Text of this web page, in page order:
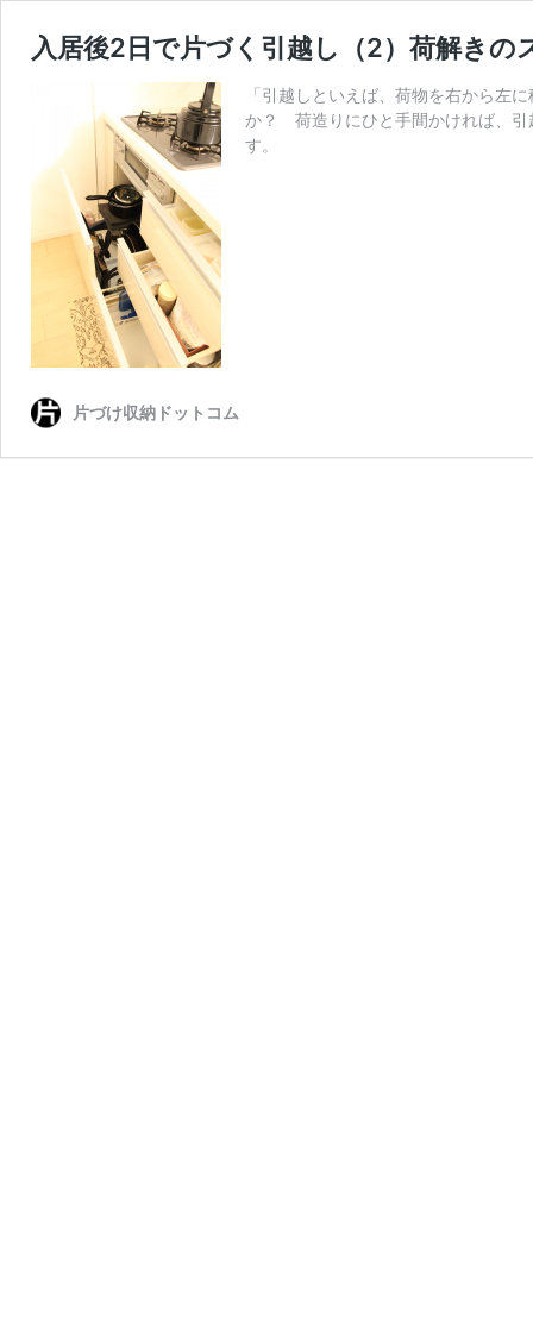
入居後2日で片づく引越し（2）荷解きの
「引越しといえば、荷物を右から左
か？ 荷造りにひと手間かければ、引
す。
片づけ収納ドットコム